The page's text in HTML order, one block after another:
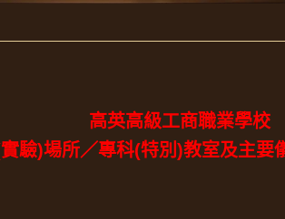
高英高級工商職業學校
驗)場所／專科(特別)教室及主要